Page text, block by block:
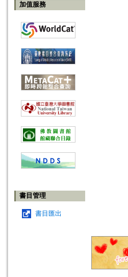
加值服務
書目管理
書目匯出